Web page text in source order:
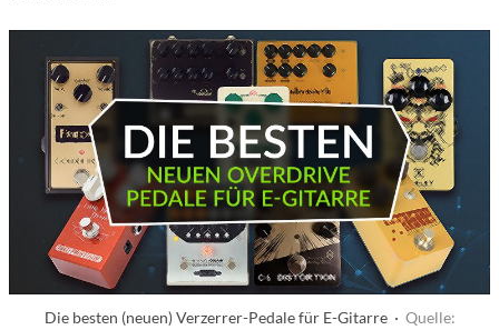
Die besten (neuen) Verzerrer-Pedale für E-Gitarre · Quelle: